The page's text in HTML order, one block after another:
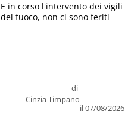
di
Cinzia Timpano
il 07/08/2026
E in corso l'intervento dei vigili
del fuoco, non ci sono feriti